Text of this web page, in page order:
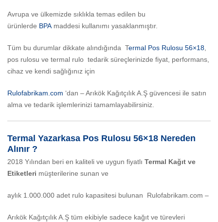
Avrupa ve ülkemizde sıklıkla temas edilen bu
ürünlerde BPA maddesi kullanımı yasaklanmıştır.
Tüm bu durumlar dikkate alındığında Termal Pos Rulosu 56×18
pos rulosu ve termal rulo tedarik süreçlerinizde fiyat, performans,
cihaz ve kendi sağlığınız için
Rulofabrikam.com ‘dan – Arıkök Kağıtçılık A.Ş güvencesi ile satın
alma ve tedarik işlemlerinizi tamamlayabilirsiniz.
Termal Yazarkasa Pos Rulosu 56×18 Nereden
Alınır ?
2018 Yılından beri en kaliteli ve uygun fiyatlı Termal Kağıt ve
Etiketleri müşterilerine sunan ve
aylık 1.000.000 adet rulo kapasitesi bulunan Rulofabrikam.com –
Arıkök Kağıtçılık A.Ş tüm ekibiyle sadece kağıt ve türevleri